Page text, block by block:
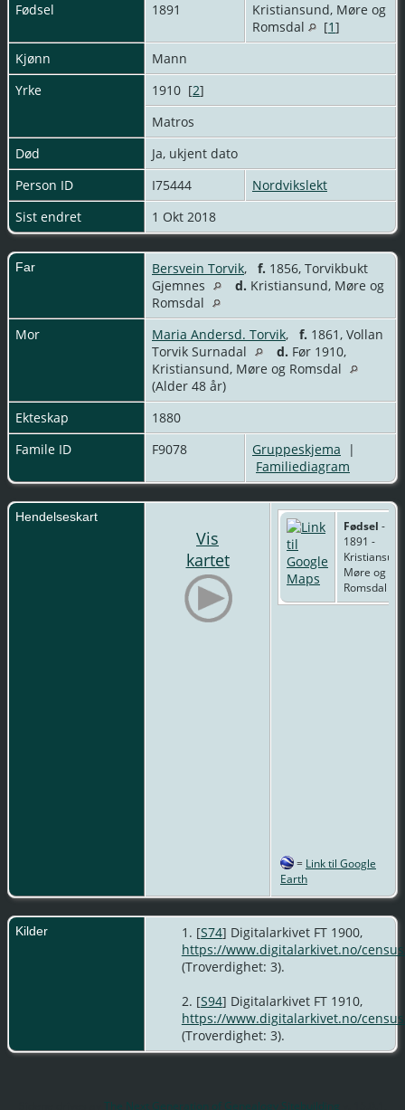
Fødsel
1891
Kristiansund, Møre og
Romsdal
[1]
Kjønn
Mann
Yrke
1910 [2]
Matros
Død
Ja, ukjent dato
Person ID
I75444
Nordvikslekt
Sist endret
1 Okt 2018
Far Bersvein Torvik, f. 1856, Torvikbukt
Gjemnes
d. Kristiansund, Møre og
Romsdal
Mor
Maria Andersd. Torvik, f. 1861, Vollan
Torvik Surnadal
d. Før 1910,
Kristiansund, Møre og Romsdal
(Alder 48 år)
Ekteskap
1880
Famile ID
F9078 Gruppeskjema |
Familiediagram
Hendelseskart
Vis
kartet
Fødsel -
1891 -
Møre og
Romsdal
= Link til Google
Earth
Kilder [S74] Digitalarkivet FT 1900,
https://www.digitalarkivet.no/
(Troverdighet: 3).
[S94] Digitalarkivet FT 1910,
https://www.digitalarkivet.no/
(Troverdighet: 3).
The Next Generation of Genealogy Sitebuilding